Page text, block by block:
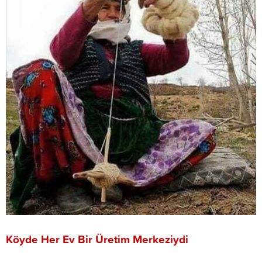
Köyde Her Ev Bir Üretim Merkeziydi